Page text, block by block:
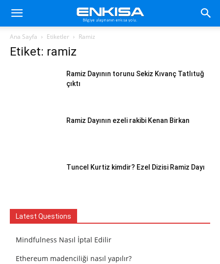
Ana Sayfa Etiketler Ramiz
Etiket: ramiz
Ramiz Dayının torunu Sekiz Kıvanç Tatlıtuğ
çıktı
Ramiz Dayının ezeli rakibi Kenan Birkan
Tuncel Kurtiz kimdir? Ezel Dizisi Ramiz Dayı
Latest Questions
Mindfulness Nasıl İptal Edilir
Ethereum madenciliği nasıl yapılır?